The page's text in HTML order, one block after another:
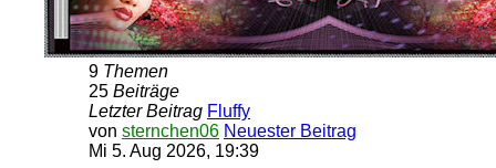
9 Themen
25 Beiträge
Letzter Beitrag Fluffy
von sternchen06 Neuester Beitrag
Mi 5. Aug 2026, 19:39